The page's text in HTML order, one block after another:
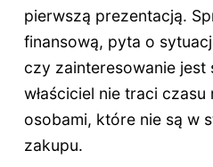
pierwszą prezentacją.
finansową, pyta o
czy zainteresowanie jest
właściciel nie traci
osobami, które nie są w
zakupu.